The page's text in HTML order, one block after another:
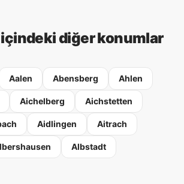
diğer konumlar
Aalen Abensberg Ahlen
Aichelberg Aichstetten
Aidlingen Aitrach
Albstadt